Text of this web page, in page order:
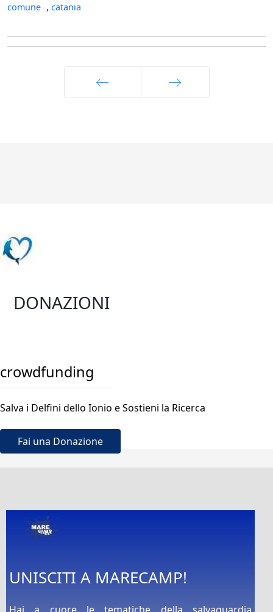
comune , catania
DONAZIONI
crowdfunding
Salva i Delfini dello Ionio e Sostieni la Ricerca
Fai una Donazione
UNISCITI A MARECAMP!